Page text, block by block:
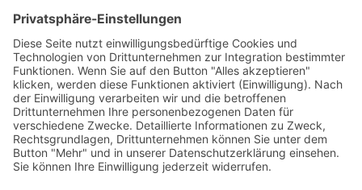
Impressum
Datenschutz
Kooperation
Werbung
Presse- und Öffentlichkeitsarbeit
Aktuelles